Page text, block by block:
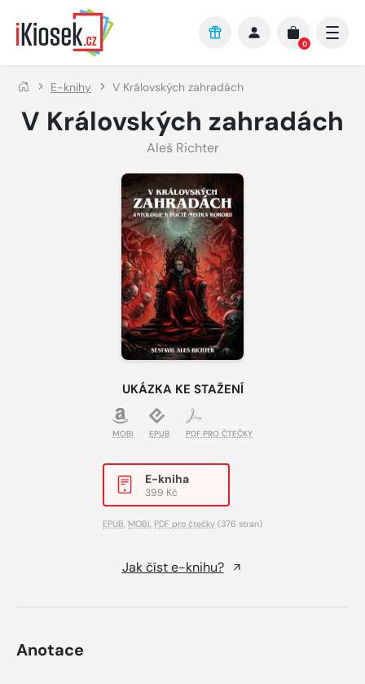
Přejít na hlavní obsah
0
E-knihy V Královských zahradách
V Královských zahradách
Aleš Richter
UKÁZKA KE STAŽENÍ
MOBI EPUB PDF PRO ČTEČKY
E-kniha
399 Kč
EPUB, MOBI, PDF pro čtečky (376 stran)
Jak číst e-knihu?
Anotace